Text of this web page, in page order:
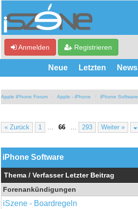
Anmelden Registrieren
Neue Letzten News
Apple iPhone Forum Apple - iPhone iPhone Software
« Zurück 1 66 293 Weiter »
iPhone Software
Thema /Verfasser Letzter Beitrag
Forenankündigungen
iSzene - Boardregeln